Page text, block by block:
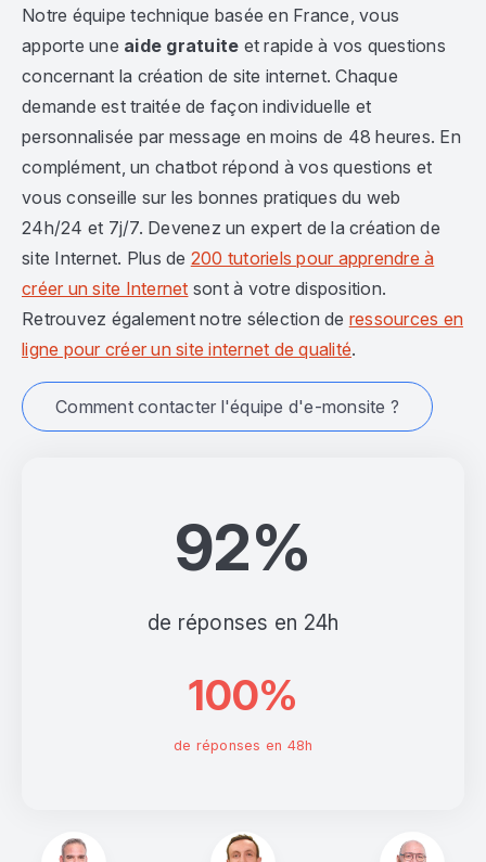
92%
de réponses en 24h
100%
de réponses en 48h
Notre équipe technique basée en France, vous
apporte une aide gratuite et rapide à vos questions
concernant la création de site internet. Chaque
demande est traitée de façon individuelle et
personnalisée par message en moins de 48 heures. En
complément, un chatbot répond à vos questions et
vous conseille sur les bonnes pratiques du web
24h/24 et 7j/7. Devenez un expert de la création de
site Internet. Plus de 200 tutoriels pour apprendre à
créer un site Internet sont à votre disposition.
Retrouvez également notre sélection de ressources en
ligne pour créer un site internet de qualité.
Comment contacter l'équipe d'e-monsite ?